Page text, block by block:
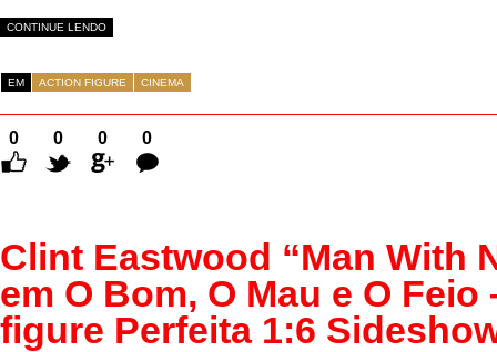
CONTINUE LENDO
EM ACTION FIGURE CINEMA
0 0 0
0
Comentários
Clint Eastwood “Man With
em O Bom, O Mau e O Feio
figure Perfeita 1:6